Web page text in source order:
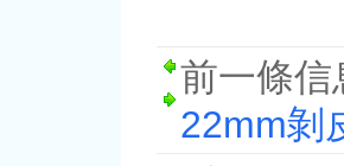
前一條信
22mm剝